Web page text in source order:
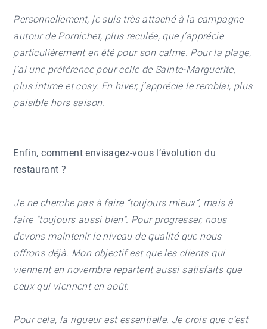
Personnellement, je suis très attaché à la campagne
autour de Pornichet, plus reculée, que j’apprécie
particulièrement en été pour son calme. Pour la plage,
j’ai une préférence pour celle de Sainte-Marguerite,
plus intime et cosy. En hiver, j’apprécie le remblai, plus
paisible hors saison.
Enfin, comment envisagez-vous l’évolution du
restaurant ?
Je ne cherche pas à faire “toujours mieux”, mais à
faire “toujours aussi bien”. Pour progresser, nous
devons maintenir le niveau de qualité que nous
offrons déjà. Mon objectif est que les clients qui
viennent en novembre repartent aussi satisfaits que
ceux qui viennent en août.
Pour cela, la rigueur est essentielle. Je crois que c’est